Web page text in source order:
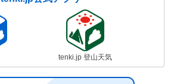
tenki.jp 登山天気